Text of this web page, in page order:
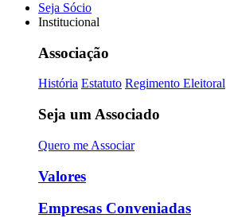
Seja Sócio
Institucional
Associação
História Estatuto Regimento Eleitoral
Seja um Associado
Quero me Associar
Valores
Empresas Conveniadas